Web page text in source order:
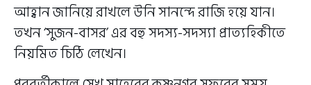
আহ্বান জানিয়ে রাখলে উনি সানন্দে রাজি হয়ে যান।
তখন ‘সুজন-বাসর’ এর বহু সদস্য-সদস্যা প্রাত্যহিকীতে
নিয়মিত চিঠি লেখেন।